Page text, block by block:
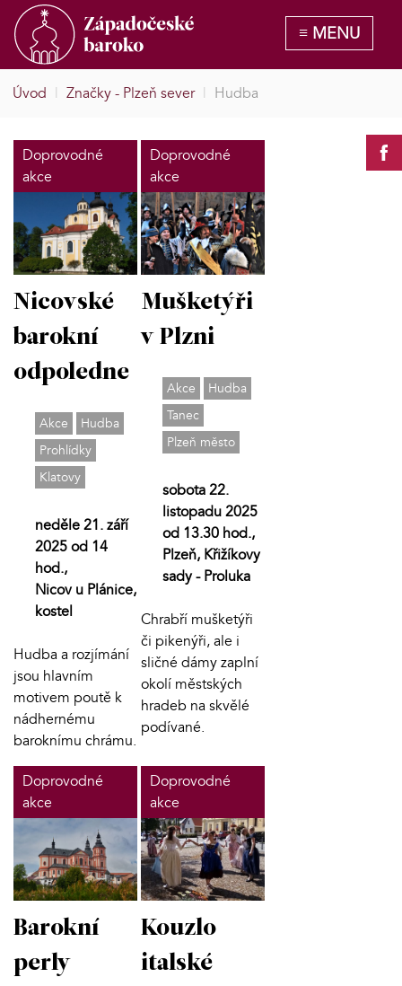
Úvod | Značky - Plzeň sever | Hudba
Doprovodné
akce
Nicovské
barokní
odpoledne
Akce
Hudba
Prohlídky
Klatovy
neděle 21. září
2025 od 14
hod.,
Nicov u Plánice,
kostel
Hudba a rozjímání
jsou hlavním
motivem poutě k
nádhernému
baroknímu chrámu.
Doprovodné
akce
Mušketýři
v Plzni
Akce
Hudba
Tanec
Plzeň město
sobota 22.
listopadu 2025
od 13.30 hod.,
Plzeň, Křižíkovy
sady - Proluka
Chrabří mušketýři
či pikenýři, ale i
sličné dámy zaplní
okolí městských
hradeb na skvělé
podívané.
Doprovodné
akce
Barokní
perly
Doprovodné
akce
Kouzlo
italské